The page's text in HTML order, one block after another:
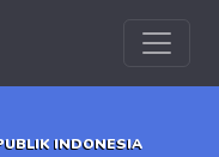
INDONESIA